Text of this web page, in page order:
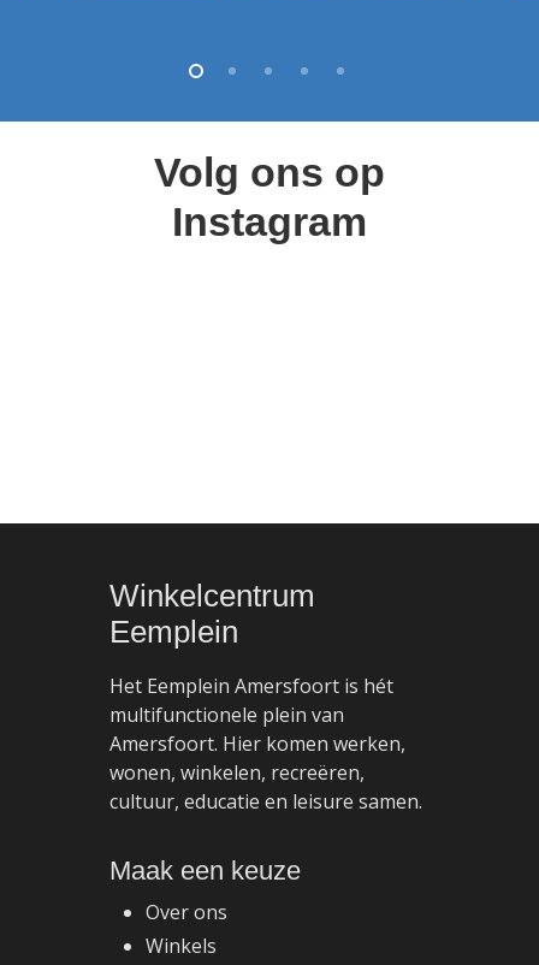
Volg ons op
Instagram
Winkelcentrum
Eemplein
Het Eemplein Amersfoort is hét
multifunctionele plein van
Amersfoort. Hier komen werken,
wonen, winkelen, recreëren,
cultuur, educatie en leisure samen.
Maak een keuze
Over ons
Winkels